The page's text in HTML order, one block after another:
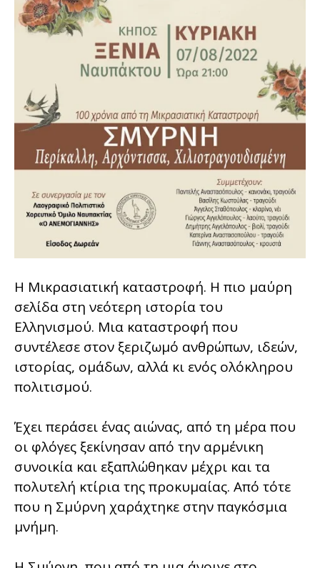
Η Μικρασιατική καταστροφή. Η πιο μαύρη
σελίδα στη νεότερη ιστορία του
Ελληνισμού. Μια καταστροφή που
συντέλεσε στον ξεριζωμό ανθρώπων, ιδεών,
ιστορίας, ομάδων, αλλά κι ενός ολόκληρου
πολιτισμού.
Έχει περάσει ένας αιώνας, από τη μέρα που
οι φλόγες ξεκίνησαν από την αρμένικη
συνοικία και εξαπλώθηκαν μέχρι και τα
πολυτελή κτίρια της προκυμαίας. Από τότε
που η Σμύρνη χαράχτηκε στην παγκόσμια
μνήμη.